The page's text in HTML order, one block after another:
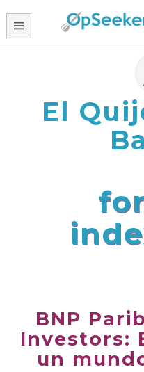
El
BNP
Investors:
un